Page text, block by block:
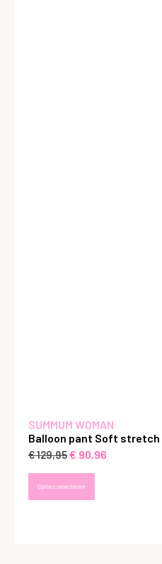
SUMMUM WOMAN
Balloon pant Soft stretch
€129,95€ 90,96
Opties selecteren